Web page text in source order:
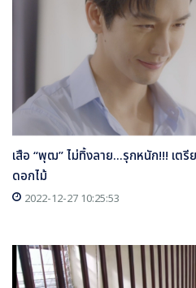
เสือ “พุฒ” ไม่ทิ้งลาย...รุกหนัก!!! เตรี
ดอกไม้
2022-12-27 10:25:53